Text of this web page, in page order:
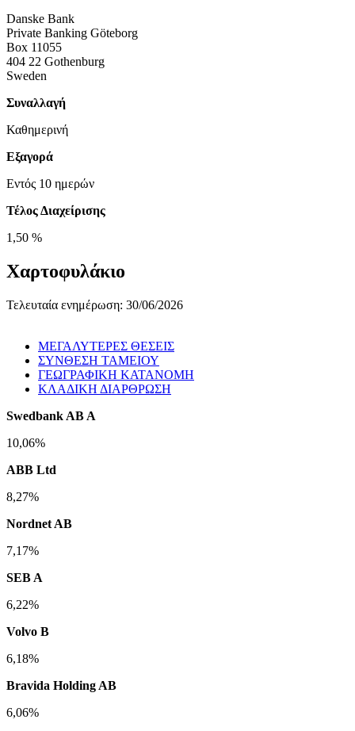
Danske Bank
Private Banking Göteborg
Box 11055
404 22 Gothenburg
Sweden
Συναλλαγή
Καθημερινή
Εξαγορά
Εντός 10 ημερών
Τέλος Διαχείρισης
1,50 %
Χαρτοφυλάκιο
Τελευταία ενημέρωση: 30/06/2026
ΜΕΓΑΛΥΤΕΡΕΣ ΘΕΣΕΙΣ
ΣΥΝΘΕΣΗ ΤΑΜΕΙΟΥ
ΓΕΩΓΡΑΦΙΚΗ ΚΑΤΑΝΟΜΗ
ΚΛΑΔΙΚΗ ΔΙΑΡΘΡΩΣΗ
Swedbank AB A
10,06%
ABB Ltd
8,27%
Nordnet AB
7,17%
SEB A
6,22%
Volvo B
6,18%
Bravida Holding AB
6,06%